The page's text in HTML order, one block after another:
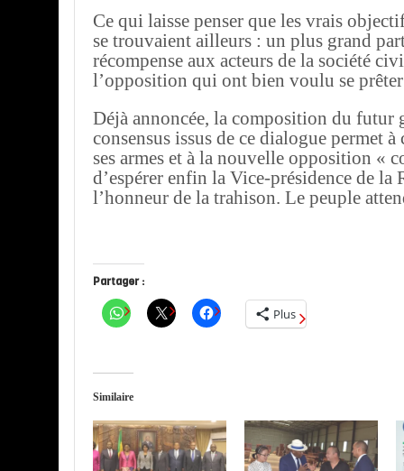
Ce qui laisse penser que les vrais
se trouvaient ailleurs : un plus grand
récompense aux acteurs de la société
l’opposition qui ont bien voulu se
Déjà annoncée, la composition du futur
consensus issus de ce dialogue permet à
ses armes et à la nouvelle opposition «
d’espérer enfin la Vice-présidence de la
l’honneur de la trahison. Le peuple
Partager :
Plus
Similaire